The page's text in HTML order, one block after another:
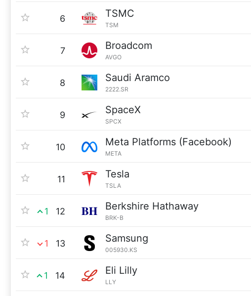
6 TSMC
TSM
7 Broadcom
AVGO
8 Saudi Aramco
2222.SR
9 SpaceX
SPCX
10 Meta Platforms (Facebook)
META
11 Tesla
TSLA
1 12 Berkshire Hathaway
BRK-B
1 13 Samsung
005930.KS
1 14 Eli Lilly
LLY